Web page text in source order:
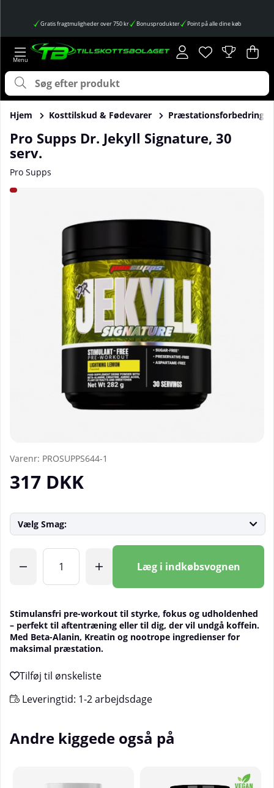
Gratis fragtmuligheder over 750 kr Bonusprodukter Point på alle dine køb
Ønskeliste
Antal på
. .
Hjem Kosttilskud & Fødevarer Præstationsforbedringer
Pro Supps Dr. Jekyll Signature, 30
serv.
Pro Supps
Produktbilleder Pro Supps Dr. Jekyll Signature, 30 serv.
Varenr: PROSUPPS644-1
317 DKK
Vælg Smag:
Læg i indkøbsvognen
Stimulansfri pre-workout til styrke, fokus og udholdenhed
– perfekt til aften­træning eller til dig, der vil undgå koffein.
Med Beta-Alanin, Kreatin og nootrope ingredienser for
maksimal præstation.
Leveringtid: 1-2 arbejdsdage
Andre kiggede også på